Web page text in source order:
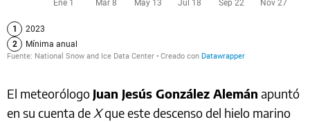
El meteorólogo Juan Jesús González Alemán apuntó
en su cuenta de Xque este descenso del hielo marino